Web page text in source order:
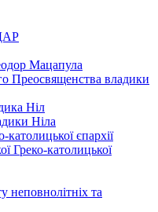
Мацапула
Преосвященства владики
Ніл
Ніла
католицької єпархії
Греко-католицької
неповнолітніх та